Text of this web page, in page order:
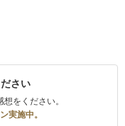
さい
をください。
実施中。